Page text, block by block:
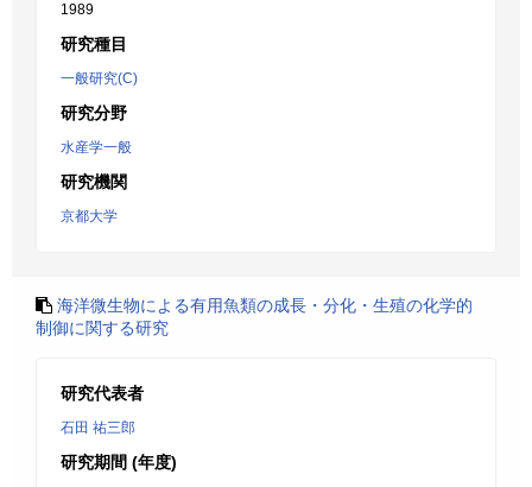
1989
研究種目
一般研究(C)
研究分野
水産学一般
研究機関
京都大学
海洋微生物による有用魚類の成長・分化・生殖の化学的
制御に関する研究
研究代表者
石田 祐三郎
研究期間 (年度)